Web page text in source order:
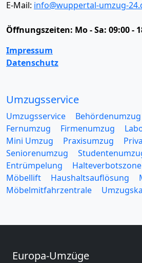
E-Mail: info@wuppertal-umzug-
Öffnungszeiten: Mo - Sa: 09:00 -
Impressum
Datenschutz
Umzugsservice
Umzugsservice Behördenumzug
Fernumzug
Firmenumzug
Mini Umzug
Praxisumzug
Seniorenumzug
Entrümpelung
Halteverbotszone
Möbellift
Haushaltsauflösung
Möbelmitfahrzentrale
Europa-Umzüge